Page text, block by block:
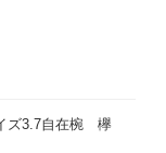
ズ3.7自在椀 欅